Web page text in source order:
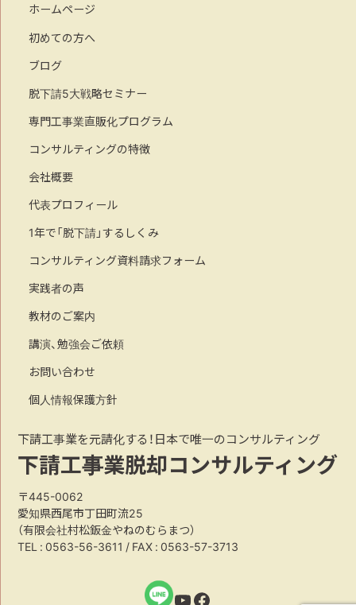
ホームページ
初めての方へ
ブログ
脱下請5大戦略セミナー
専門工事業直販化プログラム
コンサルティングの特徴
会社概要
代表プロフィール
1年で「脱下請」するしくみ
コンサルティング資料請求フォーム
実践者の声
教材のご案内
講演、勉強会ご依頼
お問い合わせ
個人情報保護方針
下請工事業を元請化する！日本で唯一のコンサルティング
下請工事業脱却コンサルティング
〒445-0062
愛知県西尾市丁田町流25
（有限会社村松鈑金やねのむらまつ）
TEL :0563-56-3611 / FAX : 0563-57-3713